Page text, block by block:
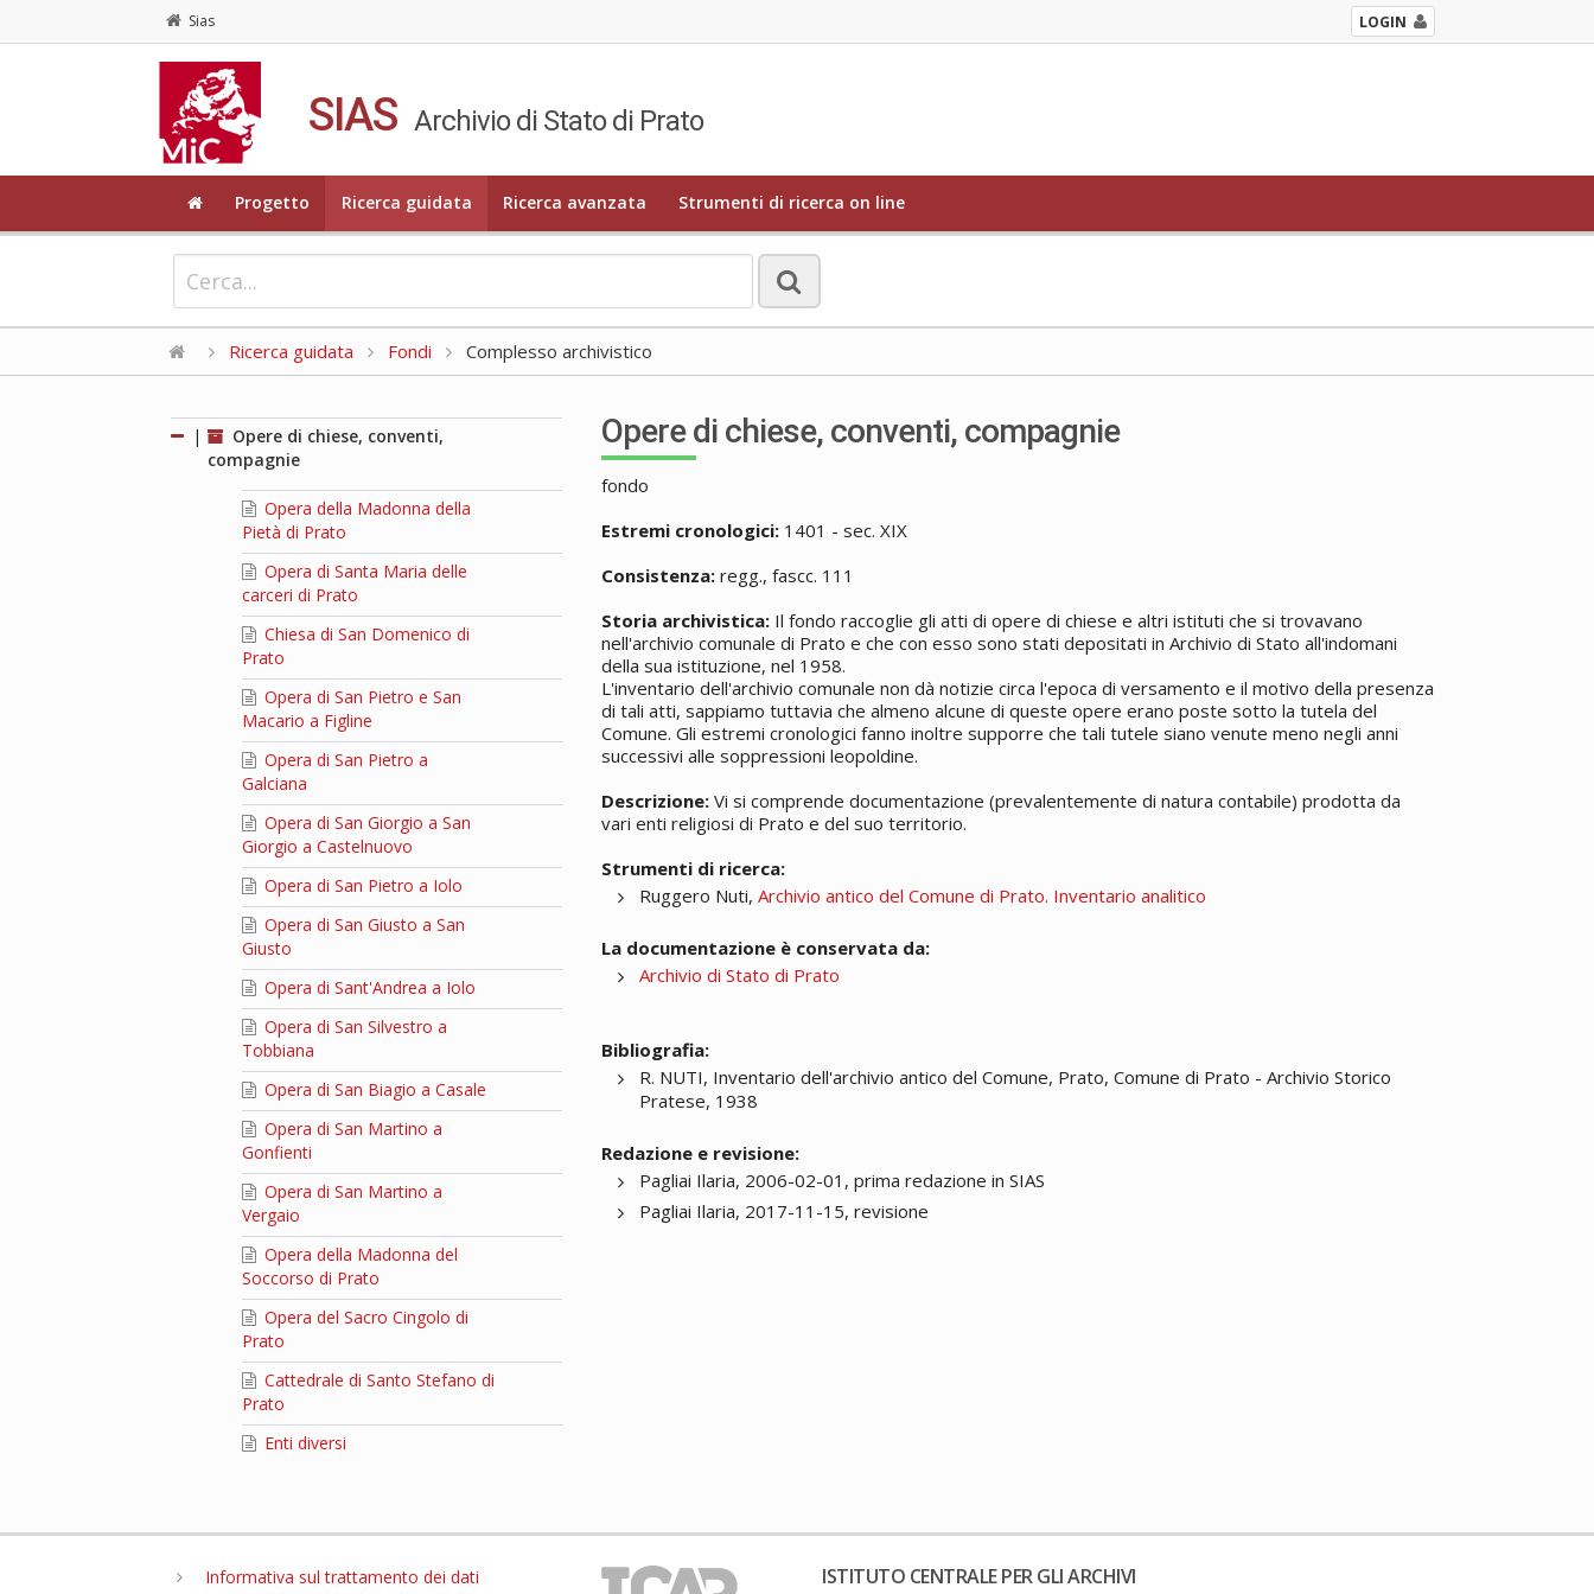
Sias LOGIN
SIAS Archivio di Stato di Prato
Progetto Ricerca guidata Ricerca avanzata Strumenti di ricerca on line
Ricerca guidata Fondi Complesso archivistico
|
Opere di chiese, conventi,
compagnie
Opera della Madonna della
Pietà di Prato
Opera di Santa Maria delle
carceri di Prato
Chiesa di San Domenico di
Prato
Opera di San Pietro e San
Macario a Figline
Opera di San Pietro a
Galciana
Opera di San Giorgio a San
Giorgio a Castelnuovo
Opera di San Pietro a Iolo
Opera di San Giusto a San
Giusto
Opera di Sant'Andrea a Iolo
Opera di San Silvestro a
Tobbiana
Opera di San Biagio a Casale
Opera di San Martino a
Gonfienti
Opera di San Martino a
Vergaio
Opera della Madonna del
Soccorso di Prato
Opera del Sacro Cingolo di
Prato
Cattedrale di Santo Stefano di
Prato
Enti diversi
Opere di chiese, conventi, compagnie
fondo
Estremi cronologici: 1401 - sec. XIX
Consistenza: regg., fascc. 111
Storia archivistica: Il fondo raccoglie gli atti di opere di chiese e altri istituti che si trovavano
nell'archivio comunale di Prato e che con esso sono stati depositati in Archivio di Stato all'indomani
della sua istituzione, nel 1958.
L'inventario dell'archivio comunale non dà notizie circa l'epoca di versamento e il motivo della presenza
di tali atti, sappiamo tuttavia che almeno alcune di queste opere erano poste sotto la tutela del
Comune. Gli estremi cronologici fanno inoltre supporre che tali tutele siano venute meno negli anni
successivi alle soppressioni leopoldine.
Descrizione: Vi si comprende documentazione (prevalentemente di natura contabile) prodotta da
vari enti religiosi di Prato e del suo territorio.
Strumenti di ricerca:
Ruggero Nuti,Archivio antico del Comune di Prato. Inventario analitico
La documentazione è conservata da:
Archivio di Stato di Prato
Bibliografia:
R. NUTI, Inventario dell'archivio antico del Comune, Prato, Comune di Prato - Archivio Storico
Pratese, 1938
Redazione e revisione:
Pagliai Ilaria, 2006-02-01, prima redazione in SIAS
Pagliai Ilaria, 2017-11-15, revisione
Informativa sul trattamento dei dati
ISTITUTO CENTRALE PER GLI ARCHIVI